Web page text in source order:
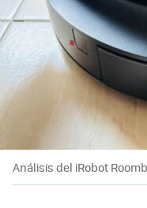
Análisis del iRobot